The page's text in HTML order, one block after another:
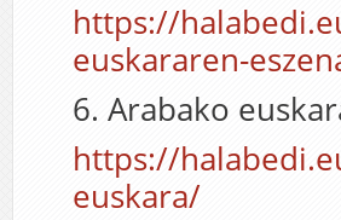
https://
euskararen-
6. Arabako
https://
euskara/